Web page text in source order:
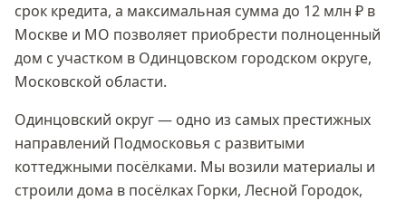
срок кредита, а максимальная сумма до 12 млн ₽ в
Москве и МО позволяет приобрести полноценный
дом с участком в Одинцовском городском округе,
Московской области.
Одинцовский округ — одно из самых престижных
направлений Подмосковья с развитыми
коттеджными посёлками. Мы возили материалы и
строили дома в посёлках Горки, Лесной Городок,